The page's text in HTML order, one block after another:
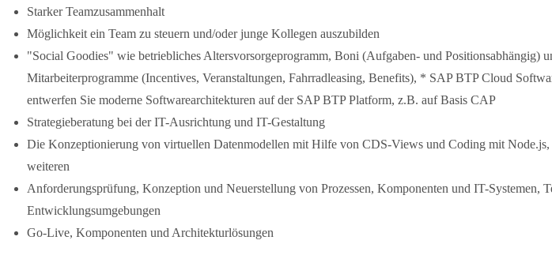
Starker Teamzusammenhalt
Möglichkeit ein Team zu steuern und/oder junge Kollegen auszubilden
"Social Goodies" wie betriebliches Altersvorsorgeprogramm, Boni (Aufgaben- und Positionsabhängig)
Mitarbeiterprogramme (Incentives, Veranstaltungen, Fahrradleasing, Benefits), * SAP BTP Cloud
entwerfen Sie moderne Softwarearchitekturen auf der SAP BTP Platform, z.B. auf Basis CAP
Strategieberatung bei der IT-Ausrichtung und IT-Gestaltung
Die Konzeptionierung von virtuellen Datenmodellen mit Hilfe von CDS-Views und Coding mit
weiteren
Anforderungsprüfung, Konzeption und Neuerstellung von Prozessen, Komponenten und IT-Systemen,
Entwicklungsumgebungen
Go-Live, Komponenten und Architekturlösungen